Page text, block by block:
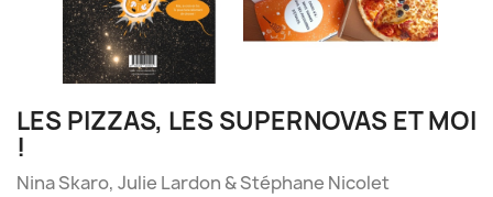
LES PIZZAS, LES SUPERNOVAS ET MOI
!
Nina Skaro, Julie Lardon & Stéphane Nicolet